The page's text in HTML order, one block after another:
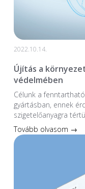
2022.10.14.
Újítás a
védelmében
Célunk a
gyártásban, ennek
szigetelőanyagra
Tovább olvasom →